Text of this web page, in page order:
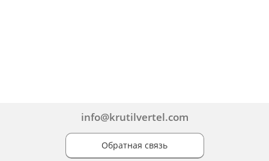
info@krutilvertel.com
Обратная связь